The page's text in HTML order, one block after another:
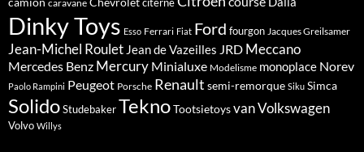
caravane
Dinky Toys Esso Ferrari Fiat Ford fourgon Jacques Greilsamer
Jean-Michel Roulet Jean de Vazeilles JRD Meccano
Mercedes Benz Mercury Minialuxe Modelisme monoplace Norev
Paolo Rampini Peugeot Porsche Renault semi-remorque Siku Simca
SolidoStudebakerTeknoTootsietoysvanVolkswagen
Volvo Willys